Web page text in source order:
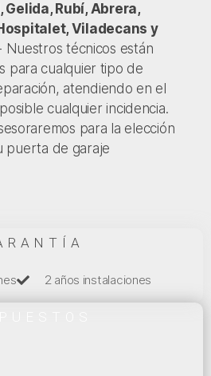
Gelida, Rubí, Abrera,
Viladecans y
Nuestros técnicos están
para cualquier tipo de
atendiendo en el
cualquier incidencia.
para la elección
puerta de garaje
2 años instalaciones